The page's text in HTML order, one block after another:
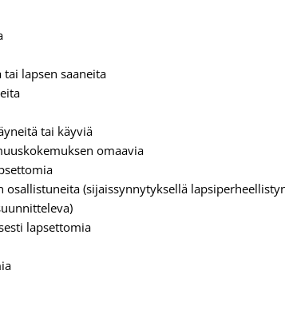
lapsen saaneita
tai käyviä
omaavia
osallistuneita (sijaissynnytyksellä
lapsettomia